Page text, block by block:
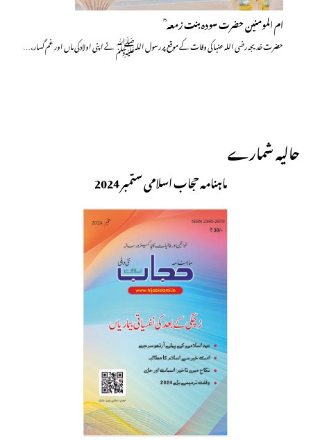
ام المومنین حضرت سودہ بنت زمعہ ؓ
حضرت خدیجہ رضی اللہ عنہا کی وفات کے موقع پر رسول اللہﷺ نے اپنی اولاد کی ماں اور غم گسار،…
حالیہ شمارے
ماہنامہ حجاب اسلامی ستمبر 2024